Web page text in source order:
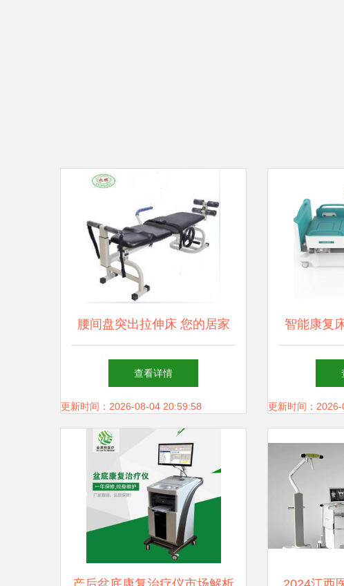
腰间盘突出拉伸床 您的居家
康复利器与选购指南
查看详情
更新时间：2026-08-04 20:59:58
智能康复
重
更新时间：